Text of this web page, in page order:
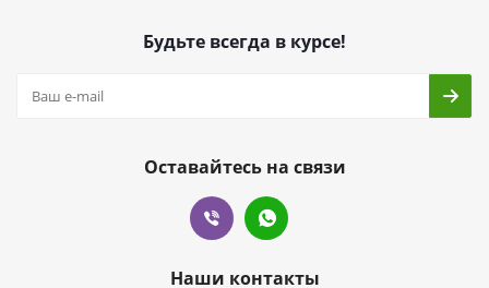
Будьте всегда в курсе!
Оставайтесь на связи
Наши контакты